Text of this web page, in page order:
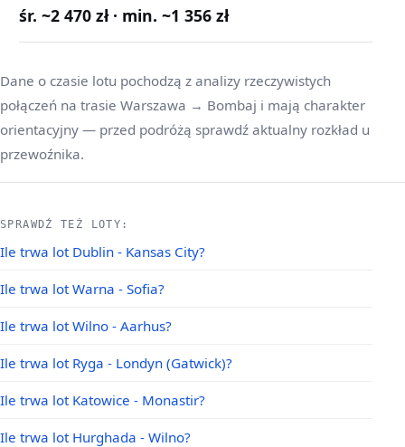
śr. ~2 470 zł · min. ~1 356 zł
Dane o czasie lotu pochodzą z analizy rzeczywistych
połączeń na trasie Warszawa → Bombaj i mają charakter
orientacyjny — przed podróżą sprawdź aktualny rozkład u
przewoźnika.
SPRAWDŹ TEŻ LOTY:
Ile trwa lot Dublin - Kansas City?
Ile trwa lot Warna - Sofia?
Ile trwa lot Wilno - Aarhus?
Ile trwa lot Ryga - Londyn (Gatwick)?
Ile trwa lot Katowice - Monastir?
Ile trwa lot Hurghada - Wilno?